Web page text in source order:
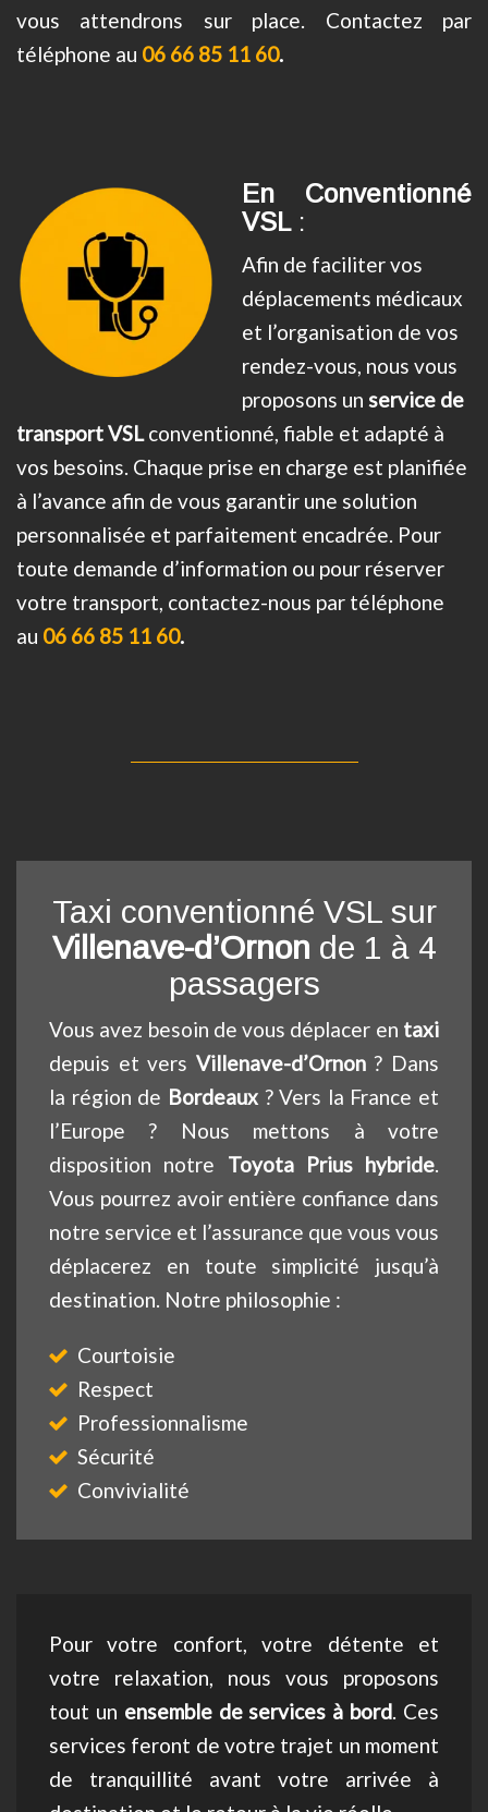
vous attendrons sur place. Contactez par
téléphone au 06 66 85 11 60.
En Conventionné
VSL:
Afin de faciliter vos
déplacements médicaux
et l’organisation de vos
rendez-vous, nous vous
proposons un service de
transport VSLconventionné, fiable et adapté à
vos besoins. Chaque prise en charge est planifiée
à l’avance afin de vous garantir une solution
personnalisée et parfaitement encadrée. Pour
toute demande d’information ou pour réserver
votre transport, contactez-nous par téléphone
au 06 66 85 11 60.
Taxi conventionné VSL sur
Villenave-d’Ornon de 1 à 4
passagers
Vous avez besoin de vous déplacer en taxi
depuis et vers Villenave-d’Ornon? Dans
la région de Bordeaux? Vers la France et
l’Europe ? Nous mettons à votre
disposition notre Toyota Prius hybride.
Vous pourrez avoir entière confiance dans
notre service et l’assurance que vous vous
déplacerez en toute simplicité jusqu’à
destination. Notre philosophie :
Courtoisie
Respect
Professionnalisme
Sécurité
Convivialité
Pour votre confort, votre détente et
votre relaxation, nous vous proposons
tout un ensemble de services à bord. Ces
services feront de votre trajet un moment
de tranquillité avant votre arrivée à